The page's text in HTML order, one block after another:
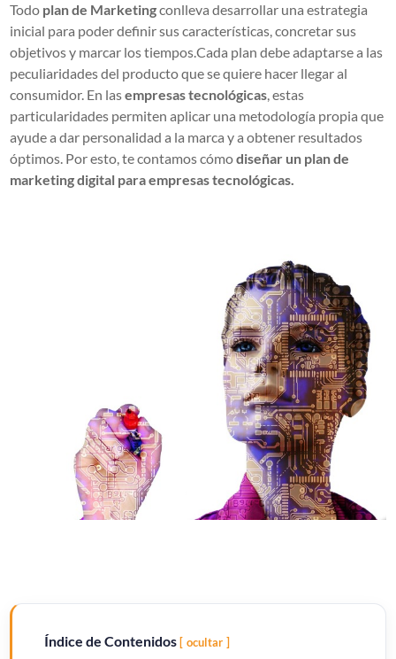
Todo plan de Marketingconlleva desarrollar una estrategia
inicial para poder definir sus características, concretar sus
objetivos y marcar los tiempos.Cada plan debe adaptarse a las
peculiaridades del producto que se quiere hacer llegar al
consumidor. En lasempresas tecnológicas, estas
particularidades permiten aplicar una metodología propia que
ayude a dar personalidad a la marca y a obtener resultados
óptimos. Por esto, te contamos cómodiseñar un plan de
marketing digital para empresas tecnológicas.
Índice de Contenidos ocultar